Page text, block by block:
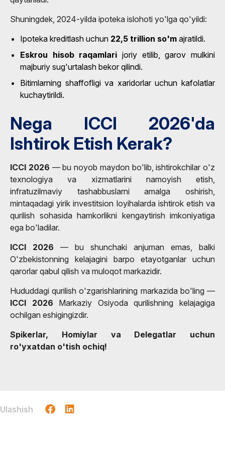
Shuningdek, 2024-yilda ipoteka islohoti yo'lga qo'yildi:
Ipoteka kreditlash uchun 22,5 trillion so'm ajratildi.
Eskrou hisob raqamlari joriy etilib, garov mulkini
majburiy sug'urtalash bekor qilindi.
Bitimlarning shaffofligi va xaridorlar uchun kafolatlar
kuchaytirildi.
Nega ICCI 2026'da
Ishtirok Etish Kerak?
ICCI 2026 — bu noyob maydon bo'lib, ishtirokchilar o'z
texnologiya va xizmatlarini namoyish etish,
infratuzilmaviy tashabbuslarni amalga oshirish,
mintaqadagi yirik investitsion loyihalarda ishtirok etish va
qurilish sohasida hamkorlikni kengaytirish imkoniyatiga
ega bo'ladilar.
ICCI 2026 — bu shunchaki anjuman emas, balki
O'zbekistonning kelajagini barpo etayotganlar uchun
qarorlar qabul qilish va muloqot markazidir.
Hududdagi qurilish o'zgarishlarining markazida bo'ling —
ICCI 2026 Markaziy Osiyoda qurilishning kelajagiga
ochilgan eshigingizdir.
Spikerlar, Homiylar va Delegatlar uchun
ro'yxatdan o'tish ochiq!
Ulashish